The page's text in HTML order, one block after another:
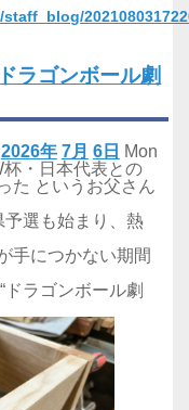
ラゴンボール劇
2026年 7月 6日 Mon
・日本代表との
た というお父さん
選も始まり、熱
手につかない期間
ラゴンボール劇